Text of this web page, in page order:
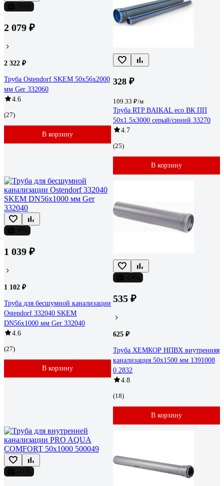
2 079 ₽
2 322 ₽
Труба Ostendorf SKEM 50х56x2000
мм Ger 332060
4.6
(27)
В корзину
328 ₽
109.33 ₽/м
Труба RTP BAIKAL eco ВК ПП
50x1.5x3000 серый/синий 33270
4.7
(25)
В корзину
1 039 ₽
1 102 ₽
Труба для бесшумной канализации
Ostendorf 332040 SKEM
DN56х1000 мм Ger 332040
4.6
(27)
В корзину
535 ₽
625 ₽
Труба ХЕМКОР НПВХ внутренняя
канализация 50x1500 мм 1391008
0 2832
4.8
(18)
В корзину